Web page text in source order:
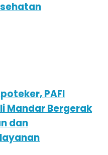
PAFI
Mandar Bergerak
dan